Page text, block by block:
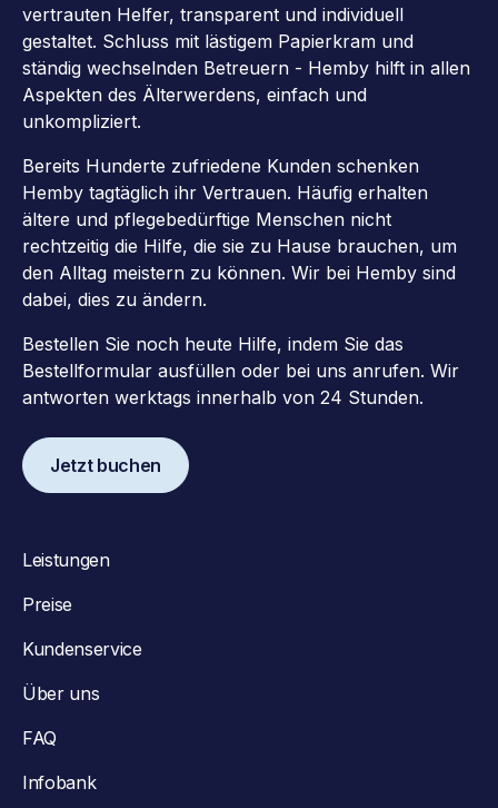
vertrauten Helfer, transparent und individuell
gestaltet. Schluss mit lästigem Papierkram und
ständig wechselnden Betreuern - Hemby hilft in allen
Aspekten des Älterwerdens, einfach und
unkompliziert.
Bereits Hunderte zufriedene Kunden schenken
Hemby tagtäglich ihr Vertrauen. Häufig erhalten
ältere und pflegebedürftige Menschen nicht
rechtzeitig die Hilfe, die sie zu Hause brauchen, um
den Alltag meistern zu können. Wir bei Hemby sind
dabei, dies zu ändern.
Bestellen Sie noch heute Hilfe, indem Sie das
Bestellformular ausfüllen oder bei uns anrufen. Wir
antworten werktags innerhalb von 24 Stunden.
Jetzt buchen
Leistungen
Preise
Kundenservice
Über uns
FAQ
Infobank